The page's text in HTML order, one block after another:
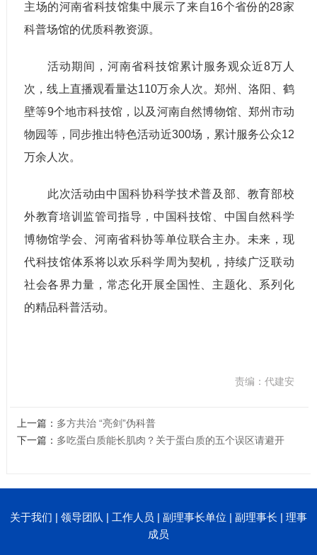
主场的河南省科技馆集中展示了来自16个省份的28家
科普场馆的优质科教资源。
活动期间，河南省科技馆累计服务观众近8万人
次，线上直播观看量达110万余人次。郑州、洛阳、鹤
壁等9个地市科技馆，以及河南自然博物馆、郑州市动
物园等，同步推出特色活动近300场，累计服务公众12
万余人次。
此次活动由中国科协科学技术普及部、教育部校
外教育培训监管司指导，中国科技馆、中国自然科学
博物馆学会、河南省科协等单位联合主办。未来，现
代科技馆体系将以欢乐科学周为契机，持续广泛联动
社会各界力量，常态化开展全国性、主题化、系列化
的精品科普活动。
责编：代建安
上一篇： 多方共治 “亮剑”伪科普
下一篇： 多吃蛋白质能长肌肉？关于蛋白质的五个误区请避开
关于我们 | 领导团队 | 工作人员 | 副理事长单位 | 副理事长 | 理事
成员